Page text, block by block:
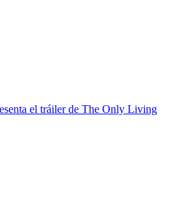
el tráiler de The Only Living